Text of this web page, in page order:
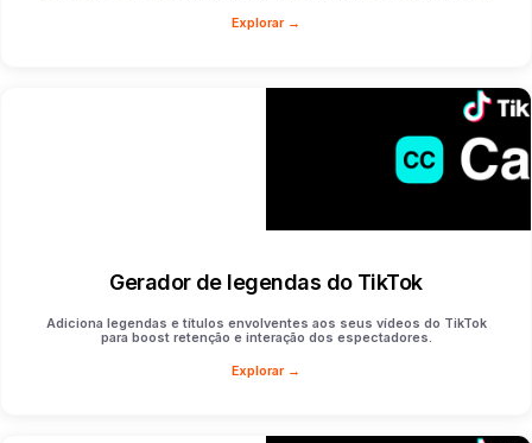
Explorar →
Gerador de legendas do TikTok
Adiciona legendas e títulos envolventes aos seus vídeos do TikTok
para boost retenção e interação dos espectadores.
Explorar →